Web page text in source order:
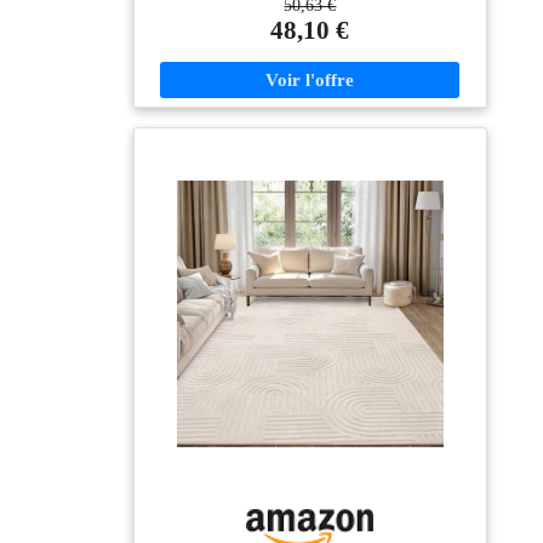
dimensions courantes : 80x140, 120x160, 140x200,
160x220, 200x280 et 240x330 cm Entretien facile :
nettoyer (convient pour les robots aspirateurs) Haute
qualité : les fibres synthétiques utilisées conviennent
50,63 €
48,10 €